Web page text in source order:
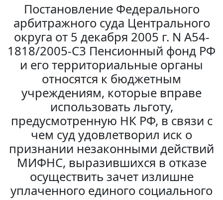
Постановление Федерального
арбитражного суда Центрального
округа от 5 декабря 2005 г. N А54-
1818/2005-С3 Пенсионный фонд РФ
и его территориальные органы
относятся к бюджетным
учреждениям, которые вправе
использовать льготу,
предусмотренную НК РФ, в связи с
чем суд удовлетворил иск о
признании незаконными действий
МИФНС, выразившихся в отказе
осуществить зачет излишне
уплаченного единого социального